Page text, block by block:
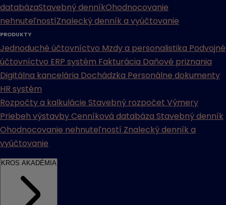
databázaStavebný denníkOhodnocovanie
nehnuteľnostíZnalecký denník a vyúčtovanie
PRODUKTY
Jednoduché účtovníctvo Mzdy a personalistika Podvojné
účtovníctvo ERP systém Fakturácia Daňové priznania
Digitálna kancelária Dochádzka Personálne dokumenty
HR systém
Rozpočty a kalkulácie Stavebný rozpočet Výmery
Priebeh výstavbyCenníková databáza Stavebný denník
Ohodnocovanie nehnuteľností Znalecký denník a
vyúčtovanie
KROS AKADÉMIA